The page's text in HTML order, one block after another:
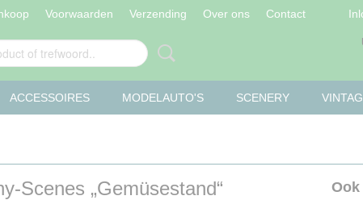
Voorwaarden Verzending Over ons Contact
ACCESSOIRES MODELAUTO'S SCENERY
Scenes „Gemüsestand“